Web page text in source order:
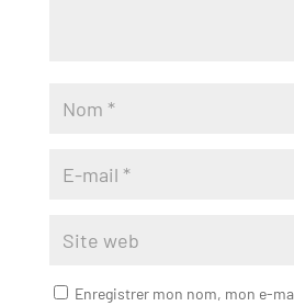
Enregistrer mon nom, mon e-